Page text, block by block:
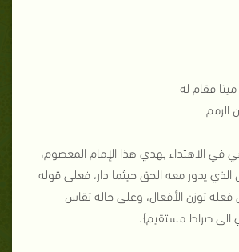
فقام له
الرمم
في الاهتداء بهدي هذا الإمام المعصوم،
الذي يدور معه الحق حيثما دار، فعلى قوله
توزن الأفعال، وعلى حاله تقاس
الى صراط مستقيم}.